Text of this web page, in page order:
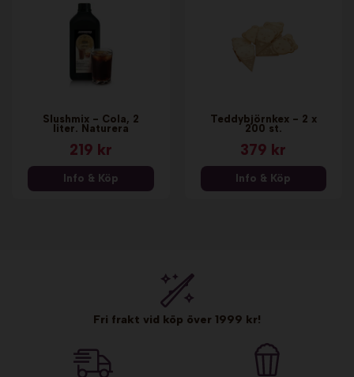
Slushmix - Cola, 2
liter. Naturera
219 kr
Info & Köp
Teddybjörnkex - 2 x
200 st.
379 kr
Info & Köp
Fri frakt vid köp över 1999 kr!